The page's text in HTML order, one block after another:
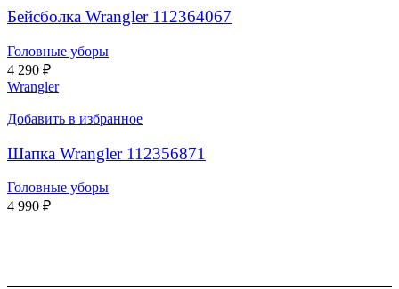
Бейсболка Wrangler 112364067
Головные уборы
4 290 ₽
Wrangler
Добавить в избранное
Шапка Wrangler 112356871
Головные уборы
4 990 ₽